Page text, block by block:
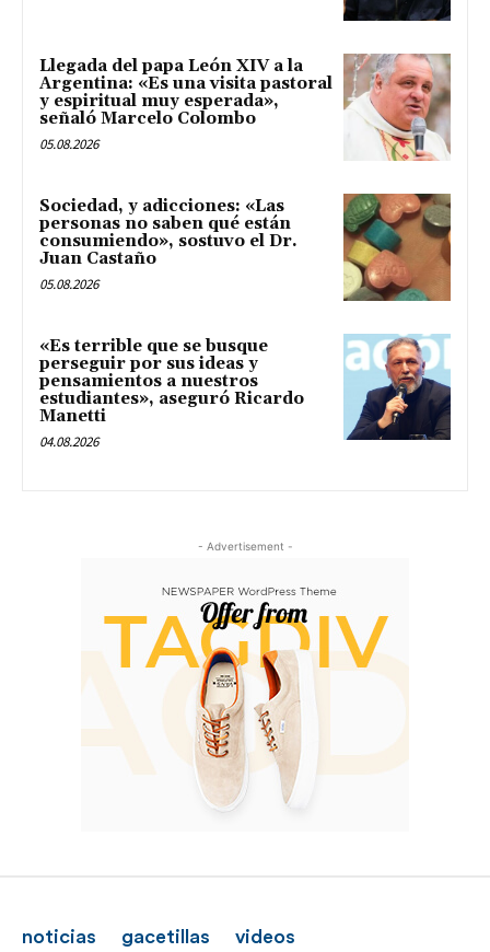
Llegada del papa León XIV a la
Argentina: «Es una visita pastoral
y espiritual muy esperada»,
señaló Marcelo Colombo
05.08.2026
Sociedad, y adicciones: «Las
personas no saben qué están
consumiendo», sostuvo el Dr.
Juan Castaño
05.08.2026
«Es terrible que se busque
perseguir por sus ideas y
pensamientos a nuestros
estudiantes», aseguró Ricardo
Manetti
04.08.2026
- Advertisement -
noticias gacetillas videos